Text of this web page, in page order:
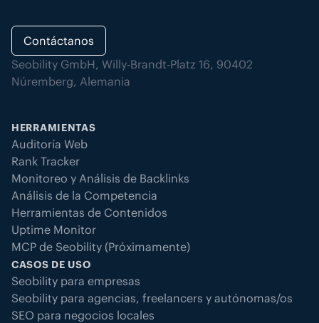
Contáctanos
Seobility GmbH, Willy-Brandt-Platz 16, 90402
Núremberg, Alemania
HERRAMIENTAS
Auditoría Web
Rank Tracker
Monitoreo y Análisis de Backlinks
Análisis de la Competencia
Herramientas de Contenidos
Uptime Monitor
MCP de Seobility (Próximamente)
CASOS DE USO
Seobility para empresas
Seobility para agencias, freelancers y autónomas/os
SEO para negocios locales